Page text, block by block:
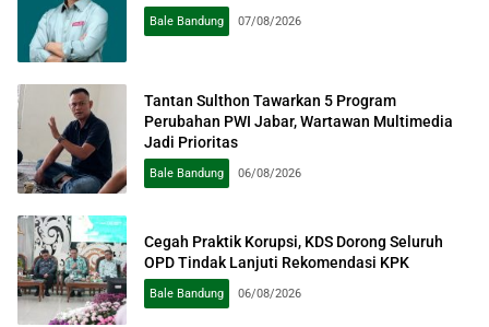
Bale Bandung 07/08/2026
Tantan Sulthon Tawarkan 5 Program
Perubahan PWI Jabar, Wartawan Multimedia
Jadi Prioritas
Bale Bandung 06/08/2026
Cegah Praktik Korupsi, KDS Dorong Seluruh
OPD Tindak Lanjuti Rekomendasi KPK
Bale Bandung 06/08/2026